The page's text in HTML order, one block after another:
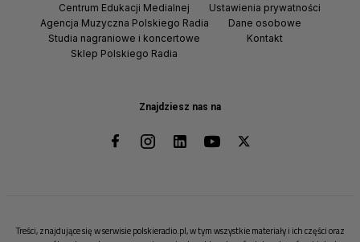
Znajdziesz nas na
Centrum Edukacji Medialnej
Agencja Muzyczna Polskiego Radia
Studia nagraniowe i koncertowe
Sklep Polskiego Radia
Ustawienia prywatności
Dane osobowe
Kontakt
Treści, znajdujące się w serwisie polskieradio.pl, w tym wszystkie materiały i ich części oraz